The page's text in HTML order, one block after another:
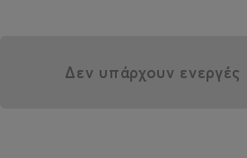
Δεν υπάρχουν ενεργές